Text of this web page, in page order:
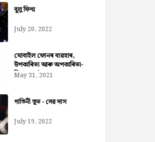
বুলু ফিল্ম
July 20, 2022
মোবাইল ফোনৰ ব্যৱহাৰ,
উপকাৰিতা আৰু অপকাৰিতা-
নিজৰা বৰ্মন ডেকা
May 31, 2021
গাভিনী ভূত - দেৱ দাস
July 19, 2022